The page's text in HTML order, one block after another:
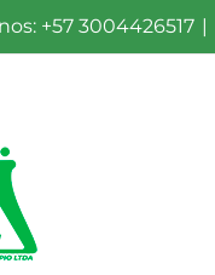
+57 3004426517 |